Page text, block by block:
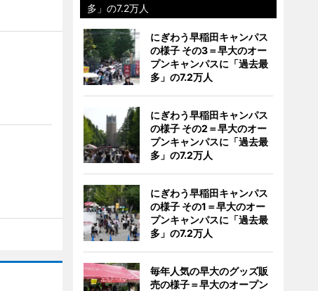
多」の7.2万人
にぎわう早稲田キャンパス
の様子 その3＝早大のオー
プンキャンパスに「過去最
多」の7.2万人
にぎわう早稲田キャンパス
の様子 その2＝早大のオー
プンキャンパスに「過去最
多」の7.2万人
にぎわう早稲田キャンパス
の様子 その1＝早大のオー
プンキャンパスに「過去最
多」の7.2万人
毎年人気の早大のグッズ販
売の様子＝早大のオープン